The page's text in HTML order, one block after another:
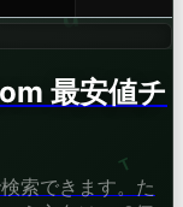
最安値チ
索できます。た